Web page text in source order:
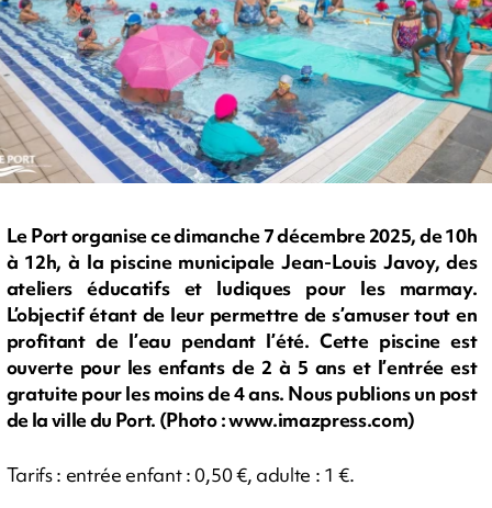
Le Port organise ce dimanche 7 décembre 2025, de 10h
à 12h, à la piscine municipale Jean-Louis Javoy, des
ateliers éducatifs et ludiques pour les marmay.
L’objectif étant de leur permettre de s’amuser tout en
profitant de l’eau pendant l’été. Cette piscine est
ouverte pour les enfants de 2 à 5 ans et l’entrée est
gratuite pour les moins de 4 ans. Nous publions un post
de la ville du Port. (Photo : www.imazpress.com)
Tarifs : entrée enfant : 0,50 €, adulte : 1 €.